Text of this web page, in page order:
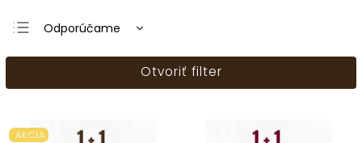
Odporúčame
Najlacnejšie
Abecedne
Otvoriť filter
AKCIA